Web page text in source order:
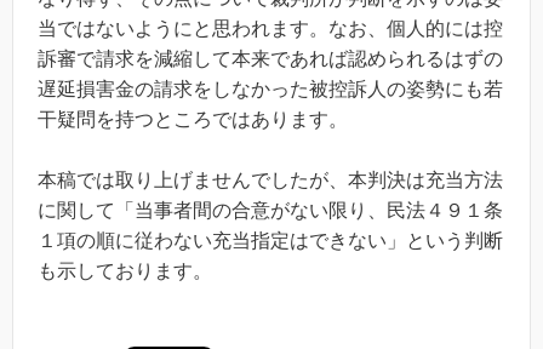
当ではないようにと思われます。なお、個人的には控
訴審で請求を減縮して本来であれば認められるはずの
遅延損害金の請求をしなかった被控訴人の姿勢にも若
干疑問を持つところではあります。
本稿では取り上げませんでしたが、本判決は充当方法
に関して「当事者間の合意がない限り、民法４９１条
１項の順に従わない充当指定はできない」という判断
も示しております。